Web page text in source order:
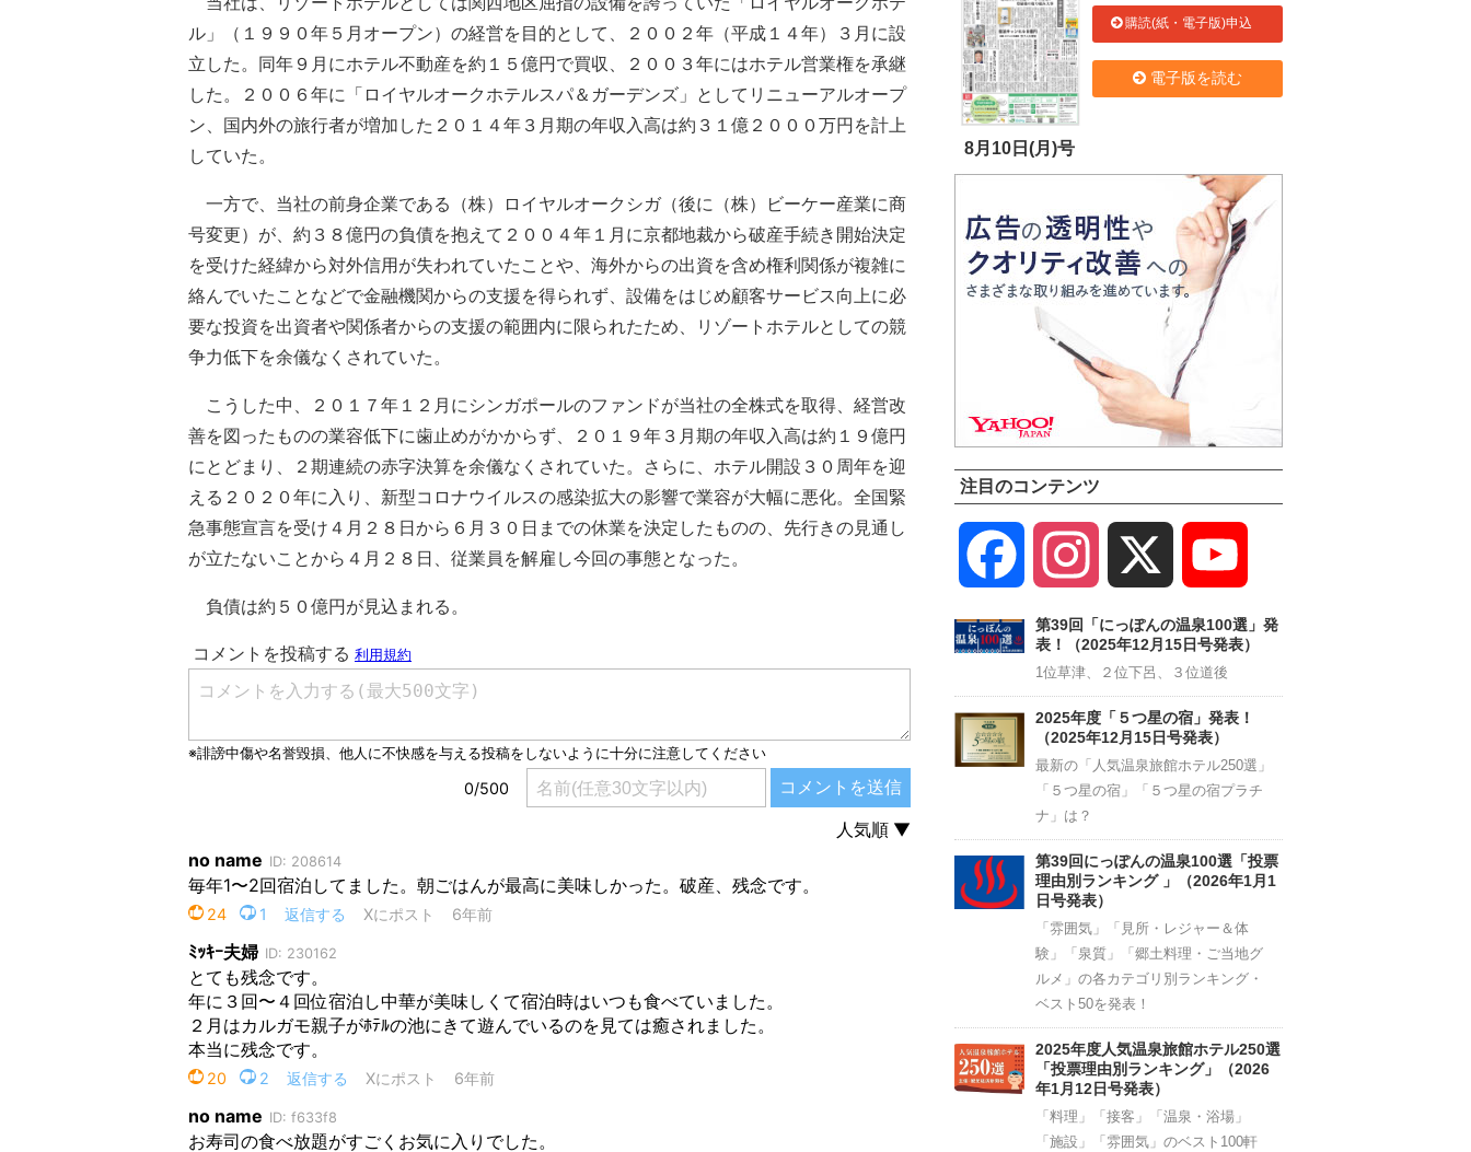
ル」（１９９０年５月オープン）の経営を目的として、２００２年（平成１４年）３月に設
立した。同年９月にホテル不動産を約１５億円で買収、２００３年にはホテル営業権を承継
した。２００６年に「ロイヤルオークホテルスパ＆ガーデンズ」としてリニューアルオープ
ン、国内外の旅行者が増加した２０１４年３月期の年収入高は約３１億２０００万円を計上
していた。
一方で、当社の前身企業である（株）ロイヤルオークシガ（後に（株）ビーケー産業に商
号変更）が、約３８億円の負債を抱えて２００４年１月に京都地裁から破産手続き開始決定
を受けた経緯から対外信用が失われていたことや、海外からの出資を含め権利関係が複雑に
絡んでいたことなどで金融機関からの支援を得られず、設備をはじめ顧客サービス向上に必
要な投資を出資者や関係者からの支援の範囲内に限られたため、リゾートホテルとしての競
争力低下を余儀なくされていた。
こうした中、２０１７年１２月にシンガポールのファンドが当社の全株式を取得、経営改
善を図ったものの業容低下に歯止めがかからず、２０１９年３月期の年収入高は約１９億円
にとどまり、２期連続の赤字決算を余儀なくされていた。さらに、ホテル開設３０周年を迎
える２０２０年に入り、新型コロナウイルスの感染拡大の影響で業容が大幅に悪化。全国緊
急事態宣言を受け４月２８日から６月３０日までの休業を決定したものの、先行きの見通し
が立たないことから４月２８日、従業員を解雇し今回の事態となった。
負債は約５０億円が見込まれる。
8月10日(月)号
購読(紙・電子版)申込
電子版を読む
注目のコンテンツ
Facebook Instagram
Channel
第39回「にっぽんの温泉100選」発
表！（2025年12月15日号発表）
1位草津、２位下呂、３位道後
2025年度「５つ星の宿」発表！
（2025年12月15日号発表）
最新の「人気温泉旅館ホテル250選」
「５つ星の宿」「５つ星の宿プラチ
ナ」は？
第39回にっぽんの温泉100選「投票
理由別ランキング 」（2026年1月1
日号発表）
「雰囲気」「見所・レジャー＆体
験」「泉質」「郷土料理・ご当地グ
ルメ」の各カテゴリ別ランキング・
ベスト50を発表！
2025年度人気温泉旅館ホテル250選
「投票理由別ランキング」（2026
年1月12日号発表）
「料理」「接客」「温泉・浴場」
「施設」「雰囲気」のベスト100軒